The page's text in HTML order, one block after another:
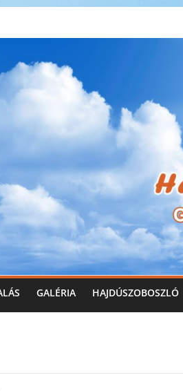
GALÉRIA HAJDÚSZOBOSZLÓ